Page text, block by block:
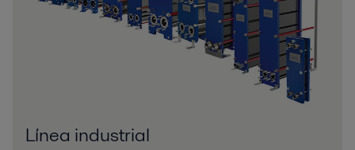
Línea industrial